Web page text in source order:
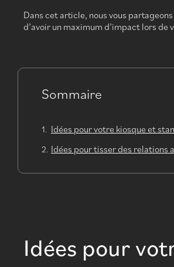
Dans cet article, nous vous
d’avoir un maximum d’impact lors de
Sommaire
Idées pour votre kiosque et
Idées pour tisser des relations
Idées pour